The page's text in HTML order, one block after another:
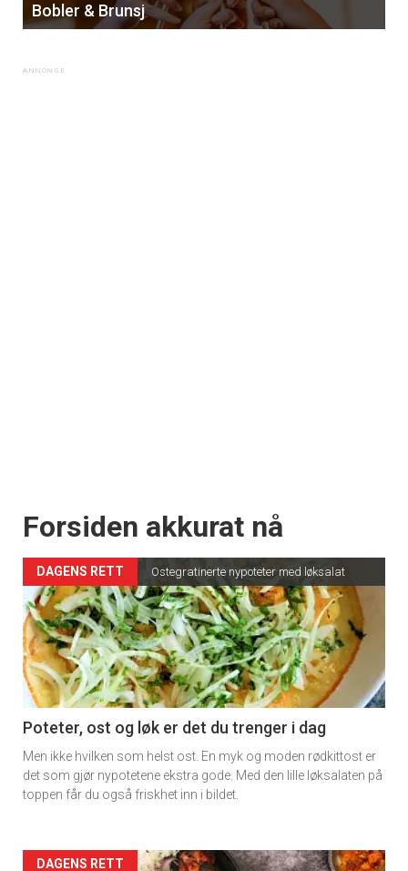
Bobler & Brunsj
Forsiden akkurat nå
DAGENS RETT Ostegratinerte nypoteter med løksalat
Poteter, ost og løk er det du trenger i dag
Men ikke hvilken som helst ost. En myk og moden rødkittost er
det som gjør nypotetene ekstra gode. Med den lille løksalaten på
toppen får du også friskhet inn i bildet.
DAGENS RETT